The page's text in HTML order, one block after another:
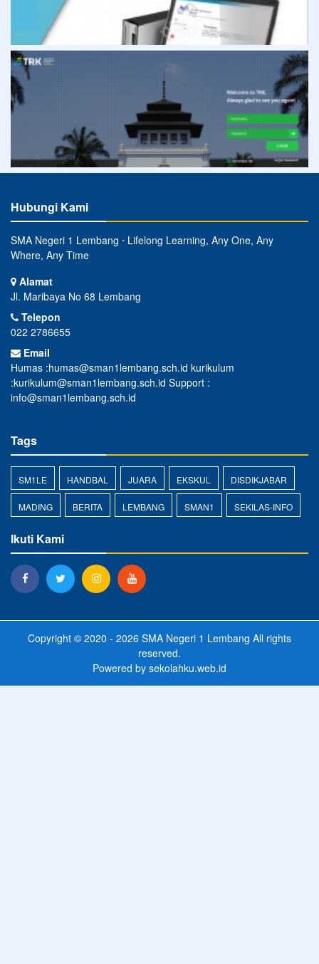
Hubungi Kami
SMA Negeri 1 Lembang ⋅ Lifelong Learning, Any One, Any
Where, Any Time
Alamat
Jl. Maribaya No 68 Lembang
Telepon
022 2786655
Email
Humas :humas@sman1lembang.sch.id kurikulum
:kurikulum@sman1lembang.sch.id Support :
info@sman1lembang.sch.id
Tags
SM1LE HANDBAL JUARA EKSKUL DISDIKJABAR
MADING BERITA LEMBANG SMAN1 SEKILAS-INFO
Ikuti Kami
Copyright © 2020 - 2026 SMA Negeri 1 Lembang All rights
reserved.
Powered by sekolahku.web.id